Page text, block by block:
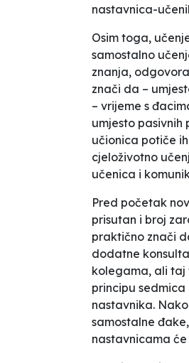
nastavnica-
Osim toga,
samostalno
znanja,
znači da –
– vrijeme s
umjesto
učionica potiče
cjeloživotno
učenica i
Pred početak
prisutan i broj
praktično znači
dodatne
kolegama, ali taj
principu
nastavnika.
samostalne
nastavnicama